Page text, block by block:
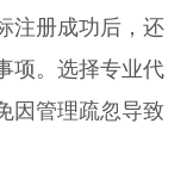
注册成功后，还
项。选择专业代
因管理疏忽导致